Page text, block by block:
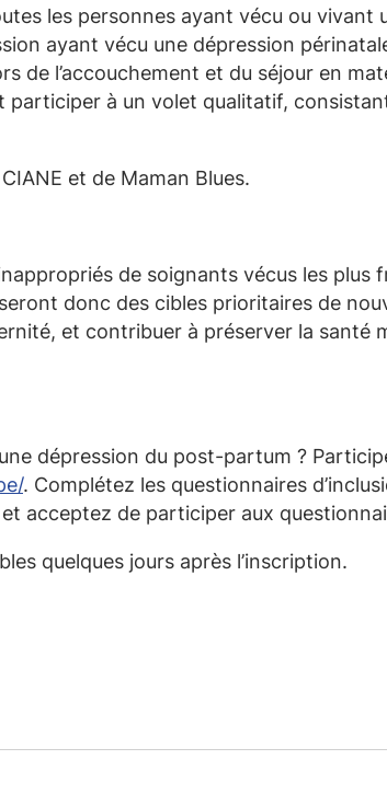
les personnes ayant vécu ou vivant
ayant vécu une dépression
de l’accouchement et du séjour en
participer à un volet qualitatif,
et de Maman Blues.
de soignants vécus les plus
donc des cibles prioritaires de
et contribuer à préserver la santé
dépression du post-partum ?
. Complétez les questionnaires
acceptez de participer aux
quelques jours après l’inscription.